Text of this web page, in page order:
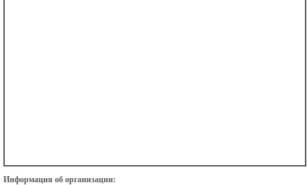
Информация об организации: